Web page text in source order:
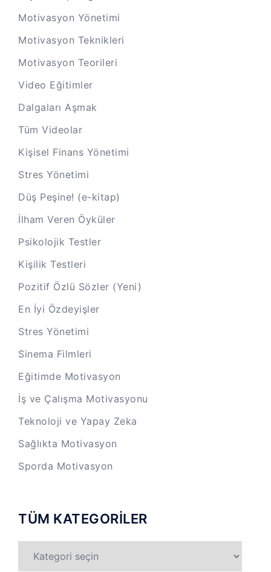
Motivasyon Yönetimi
Motivasyon Teknikleri
Motivasyon Teorileri
Video Eğitimler
Dalgaları Aşmak
Tüm Videolar
Kişisel Finans Yönetimi
Stres Yönetimi
Düş Peşine! (e-kitap)
İlham Veren Öyküler
Psikolojik Testler
Kişilik Testleri
Pozitif Özlü Sözler (Yeni)
En İyi Özdeyişler
Stres Yönetimi
Sinema Filmleri
Eğitimde Motivasyon
İş ve Çalışma Motivasyonu
Teknoloji ve Yapay Zeka
Sağlıkta Motivasyon
Sporda Motivasyon
TÜM KATEGORİLER
KATEGORİLER